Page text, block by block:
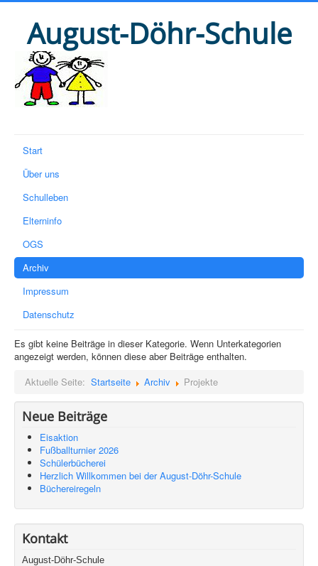
August-Döhr-Schule
Start
Über uns
Schulleben
Elterninfo
OGS
Archiv
Impressum
Datenschutz
Es gibt keine Beiträge in dieser Kategorie. Wenn Unterkategorien
angezeigt werden, können diese aber Beiträge enthalten.
Aktuelle Seite: Startseite Archiv Projekte
Neue Beiträge
Eisaktion
Fußballturnier 2026
Schülerbücherei
Herzlich Willkommen bei der August-Döhr-Schule
Büchereiregeln
Kontakt
August-Döhr-Schule